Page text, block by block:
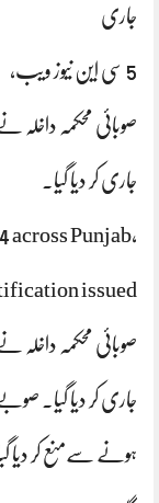
جاری
5 سی این نیوز ویب،
جاری کر دیا گیا.
across Punjab,
issued
جاری کر دیا گیا. صوبے
ہونے سےمنع کر